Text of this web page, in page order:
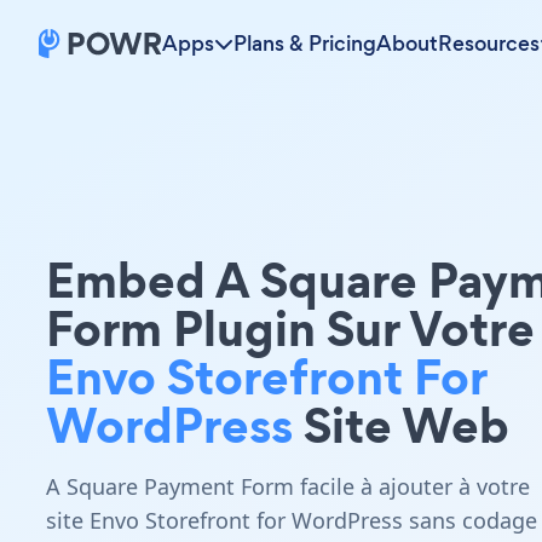
Apps Plans & PricingAboutResources
Embed A Square
Form Plugin Sur Votre
Envo Storefront For
WordPressSite Web
A Square Payment Form facile à ajouter à votre
site Envo Storefront for WordPress sans codage